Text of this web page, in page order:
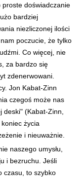
proste doświadczanie
bardziej
niezliczonej ilości
poczucie, że tylko
Co więcej, nie
za bardzo się
zdenerwowani.
Jon Kabat-Zinn
czegoś może nas
deski" (Kabat-Zinn,
życia
i nieuważnie.
naszego umysłu,
i bezruchu. Jeśli
czasu, to szybko